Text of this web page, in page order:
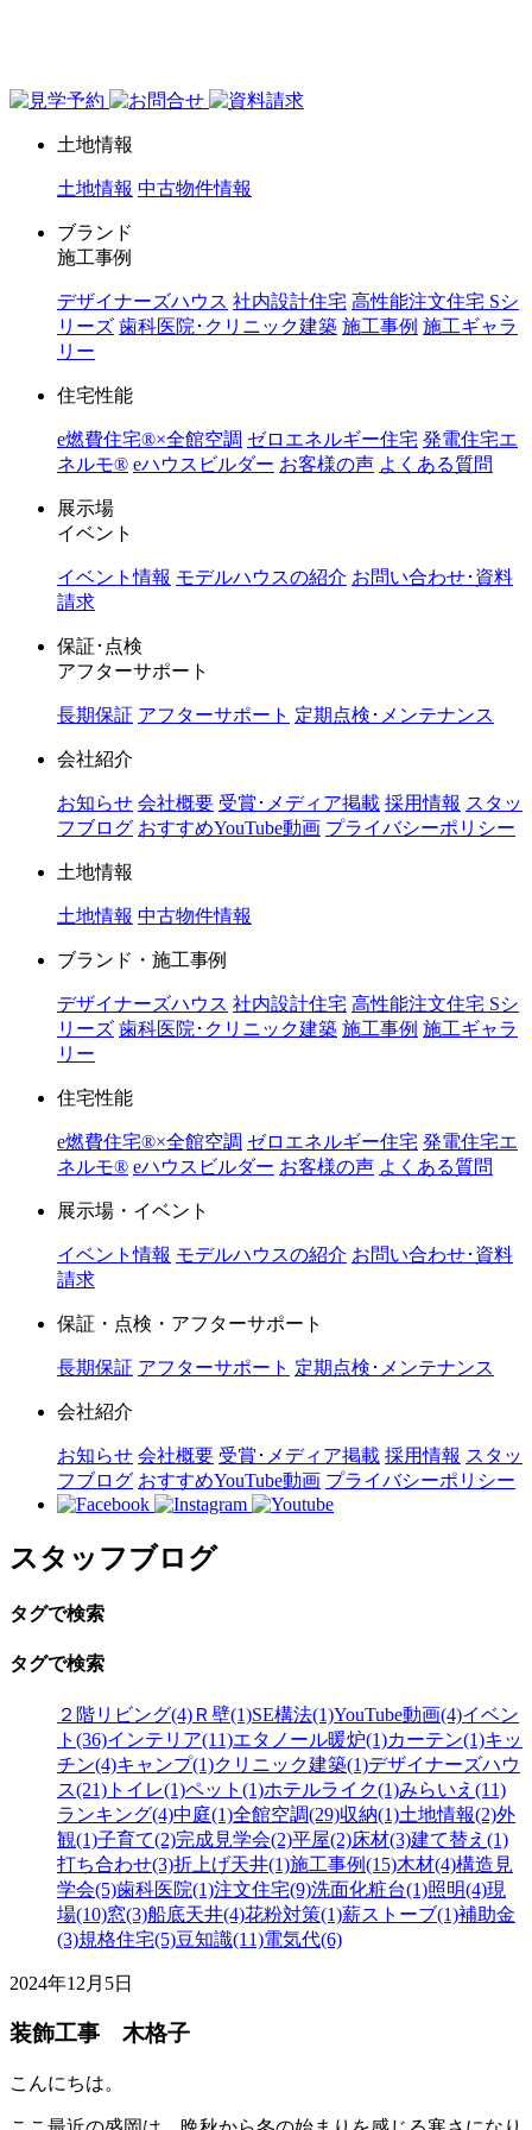
土地情報
土地情報 中古物件情報
ブランド
施工事例
デザイナーズハウス 社内設計住宅 高性能注文住宅 Sシ
リーズ 歯科医院･クリニック建築 施工事例 施工ギャラ
リー
住宅性能
e燃費住宅®︎×全館空調 ゼロエネルギー住宅 発電住宅エ
ネルモ®︎ eハウスビルダー お客様の声 よくある質問
展示場
イベント
イベント情報 モデルハウスの紹介 お問い合わせ･資料
請求
保証･点検
アフターサポート
長期保証 アフターサポート 定期点検･メンテナンス
会社紹介
お知らせ 会社概要 受賞･メディア掲載 採用情報 スタッ
フブログ おすすめYouTube動画 プライバシーポリシー
土地情報
土地情報 中古物件情報
ブランド・施工事例
デザイナーズハウス 社内設計住宅 高性能注文住宅 Sシ
リーズ 歯科医院･クリニック建築 施工事例 施工ギャラ
リー
住宅性能
e燃費住宅®︎×全館空調 ゼロエネルギー住宅 発電住宅エ
ネルモ®︎ eハウスビルダー お客様の声 よくある質問
展示場・イベント
イベント情報 モデルハウスの紹介 お問い合わせ･資料
請求
保証・点検・アフターサポート
長期保証 アフターサポート 定期点検･メンテナンス
会社紹介
お知らせ 会社概要 受賞･メディア掲載 採用情報 スタッ
フブログ おすすめYouTube動画 プライバシーポリシー
スタッフブログ
タグで検索
タグで検索
２階リビング(4) Ｒ壁(1)SE構法(1)YouTube動画(4)イベン
ト(36)インテリア(11)エタノール暖炉(1)カーテン(1)キッ
チン(4)キャンプ(1)クリニック建築(1)デザイナーズハウ
ス(21) トイレ(1)ペット(1)ホテルライク(1)みらいえ(11)
ランキング(4)中庭(1)全館空調(29)収納(1)土地情報(2)外
観(1)子育て(2)完成見学会(2)平屋(2)床材(3)建て替え(1)
打ち合わせ(3)折上げ天井(1)施工事例(15)木材(4)構造見
学会(5)歯科医院(1)注文住宅(9)洗面化粧台(1)照明(4)現
場(10)窓(3)船底天井(4)花粉対策(1)薪ストーブ(1)補助金
(3)規格住宅(5)豆知識(11)電気代(6)
2024年12月5日
装飾工事 木格子
こんにちは。